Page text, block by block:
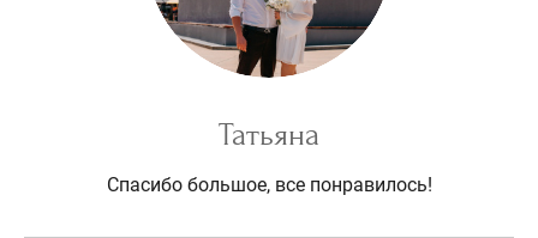
Татьяна
Спасибо большое, все понравилось!